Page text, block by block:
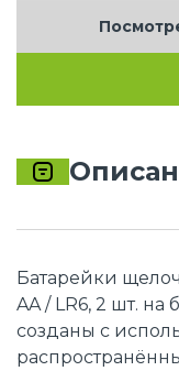
Батарейки
AA / LR6, 2 шт. на
созданы с